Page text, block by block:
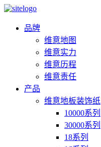
品牌
维意地图
维意实力
维意历程
维意责任
产品
维意地板装饰纸
10000系列
30000系列
18系列